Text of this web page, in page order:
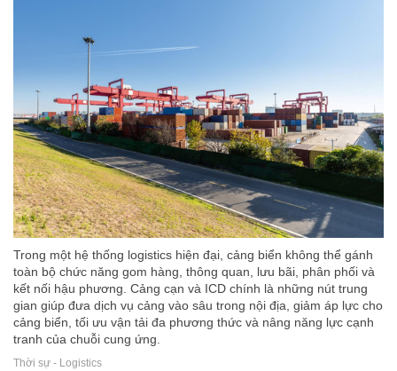
Trong một hệ thống logistics hiện đại, cảng biển không thể gánh
toàn bộ chức năng gom hàng, thông quan, lưu bãi, phân phối và
kết nối hậu phương. Cảng cạn và ICD chính là những nút trung
gian giúp đưa dịch vụ cảng vào sâu trong nội địa, giảm áp lực cho
cảng biển, tối ưu vận tải đa phương thức và nâng năng lực cạnh
tranh của chuỗi cung ứng.
Thời sự - Logistics